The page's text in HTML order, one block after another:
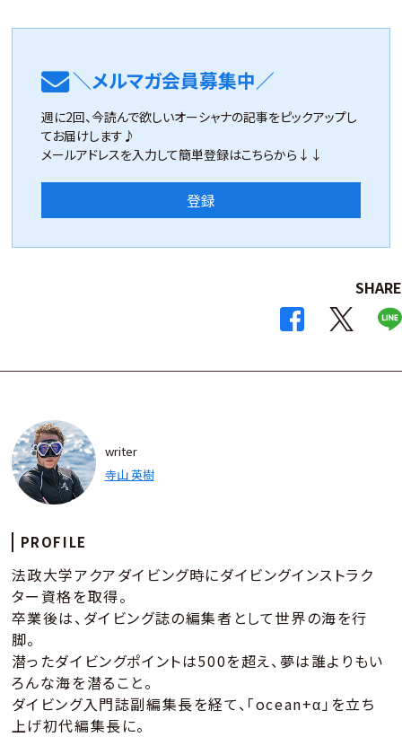
＼メルマガ会員募集中／
週に2回、今読んで欲しいオーシャナの記事をピックアップし
てお届けします♪
メールアドレスを入力して簡単登録はこちらから↓↓
登録
SHARE
writer
寺山 英樹
PROFILE
法政大学アクアダイビング時にダイビングインストラク
ター資格を取得。
卒業後は、ダイビング誌の編集者として世界の海を行
脚。
潜ったダイビングポイントは500を超え、夢は誰よりもい
ろんな海を潜ること。
ダイビング入門誌副編集長を経て、「ocean+α」を立ち
上げ初代編集長に。